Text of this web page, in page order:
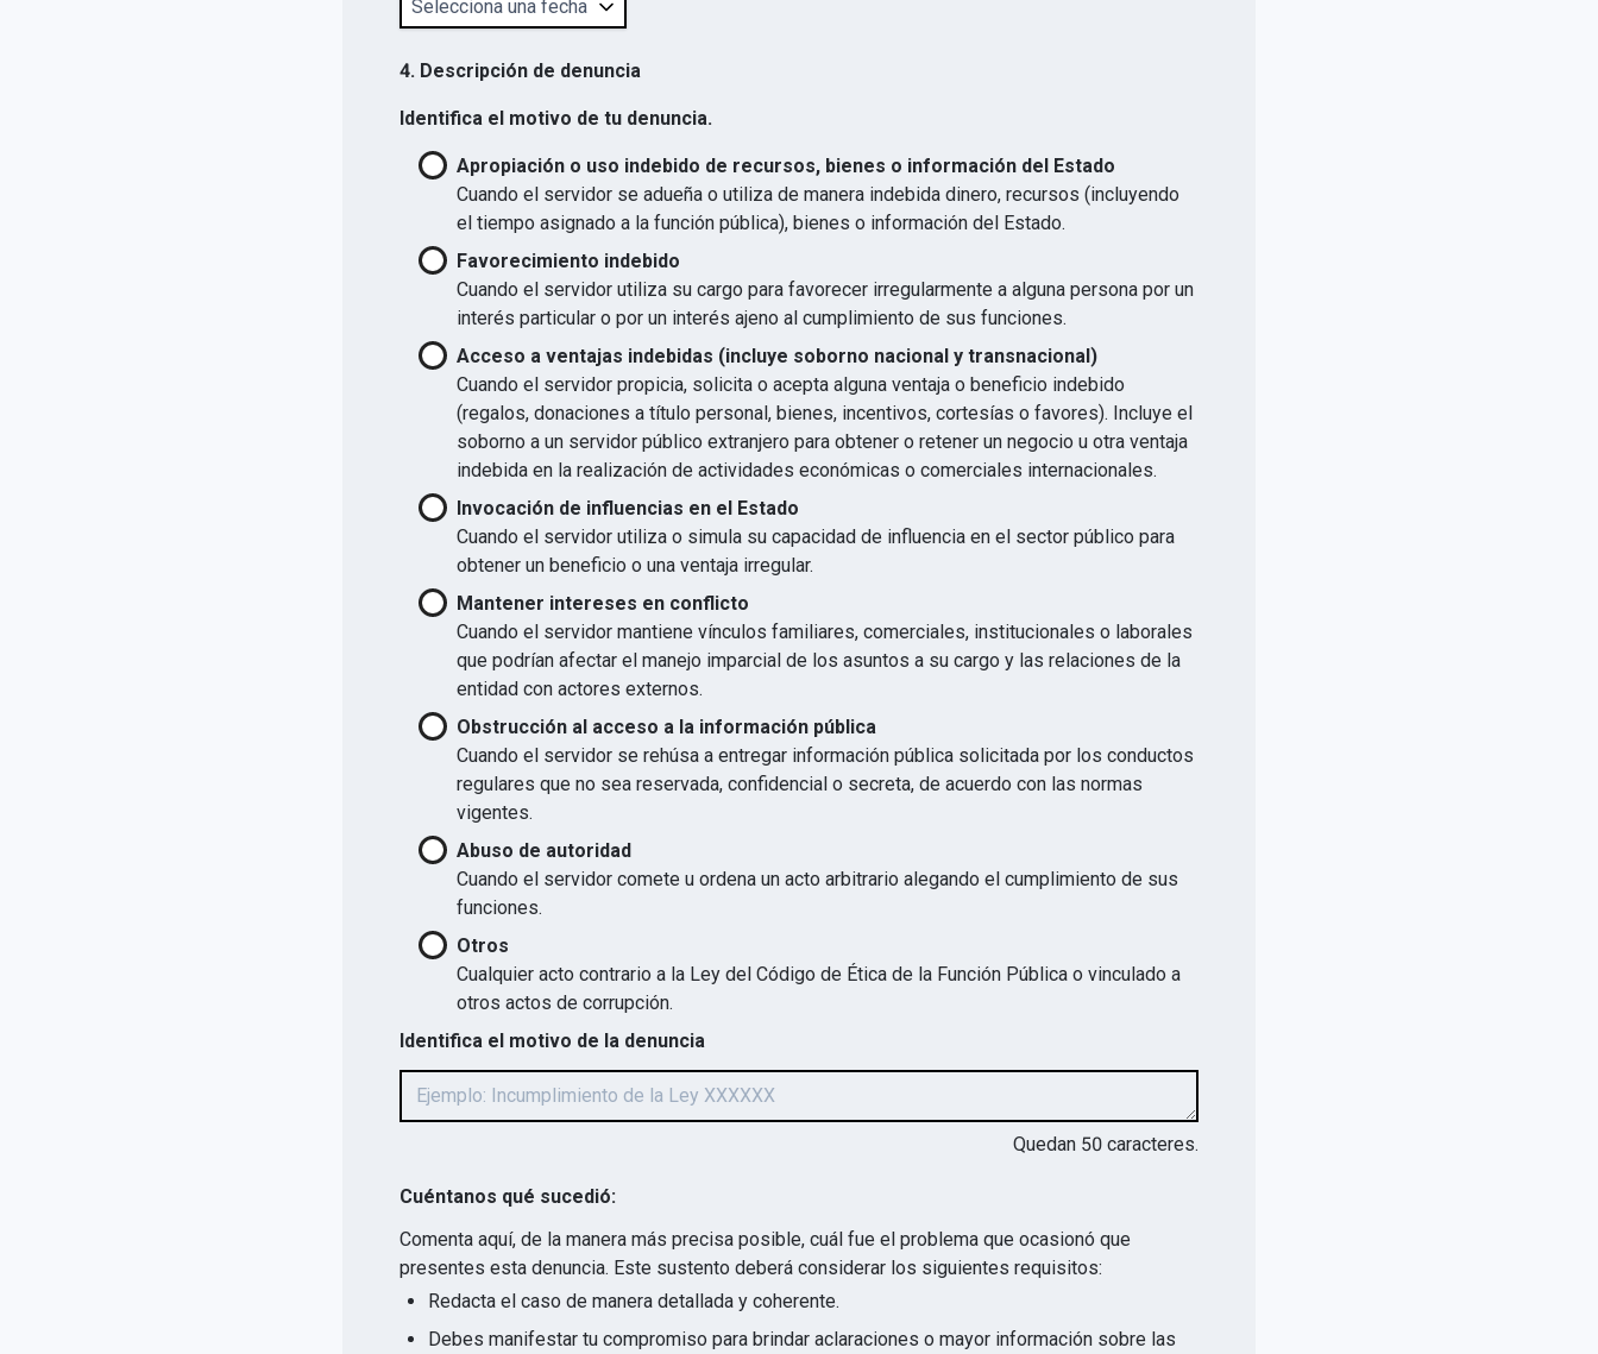
4. Descripción de denuncia
Identifica el motivo de tu denuncia.
Apropiación o uso indebido de recursos, bienes o información del Estado
Cuando el servidor se adueña o utiliza de manera indebida dinero, recursos (incluyendo
el tiempo asignado a la función pública), bienes o información del Estado.
Favorecimiento indebido
Cuando el servidor utiliza su cargo para favorecer irregularmente a alguna persona por un
interés particular o por un interés ajeno al cumplimiento de sus funciones.
Acceso a ventajas indebidas (incluye soborno nacional y transnacional)
Cuando el servidor propicia, solicita o acepta alguna ventaja o beneficio indebido
(regalos, donaciones a título personal, bienes, incentivos, cortesías o favores). Incluye el
soborno a un servidor público extranjero para obtener o retener un negocio u otra ventaja
indebida en la realización de actividades económicas o comerciales internacionales.
Invocación de influencias en el Estado
Cuando el servidor utiliza o simula su capacidad de influencia en el sector público para
obtener un beneficio o una ventaja irregular.
Mantener intereses en conflicto
Cuando el servidor mantiene vínculos familiares, comerciales, institucionales o laborales
que podrían afectar el manejo imparcial de los asuntos a su cargo y las relaciones de la
entidad con actores externos.
Obstrucción al acceso a la información pública
Cuando el servidor se rehúsa a entregar información pública solicitada por los conductos
regulares que no sea reservada, confidencial o secreta, de acuerdo con las normas
vigentes.
Abuso de autoridad
Cuando el servidor comete u ordena un acto arbitrario alegando el cumplimiento de sus
funciones.
Otros
Cualquier acto contrario a la Ley del Código de Ética de la Función Pública o vinculado a
otros actos de corrupción.
Identifica el motivo de la denuncia
Quedan 50 caracteres.
Cuéntanos qué sucedió:
Comenta aquí, de la manera más precisa posible, cuál fue el problema que ocasionó que
presentes esta denuncia. Este sustento deberá considerar los siguientes requisitos:
Redacta el caso de manera detallada y coherente.
Debes manifestar tu compromiso para brindar aclaraciones o mayor información sobre las